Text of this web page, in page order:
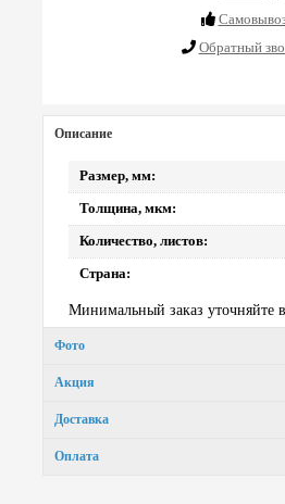
Обратный
Описание
Размер, мм:
Толщина, мкм:
Количество, листов:
Страна:
Минимальный заказ уточняйте
Фото
Акция
Доставка
Оплата